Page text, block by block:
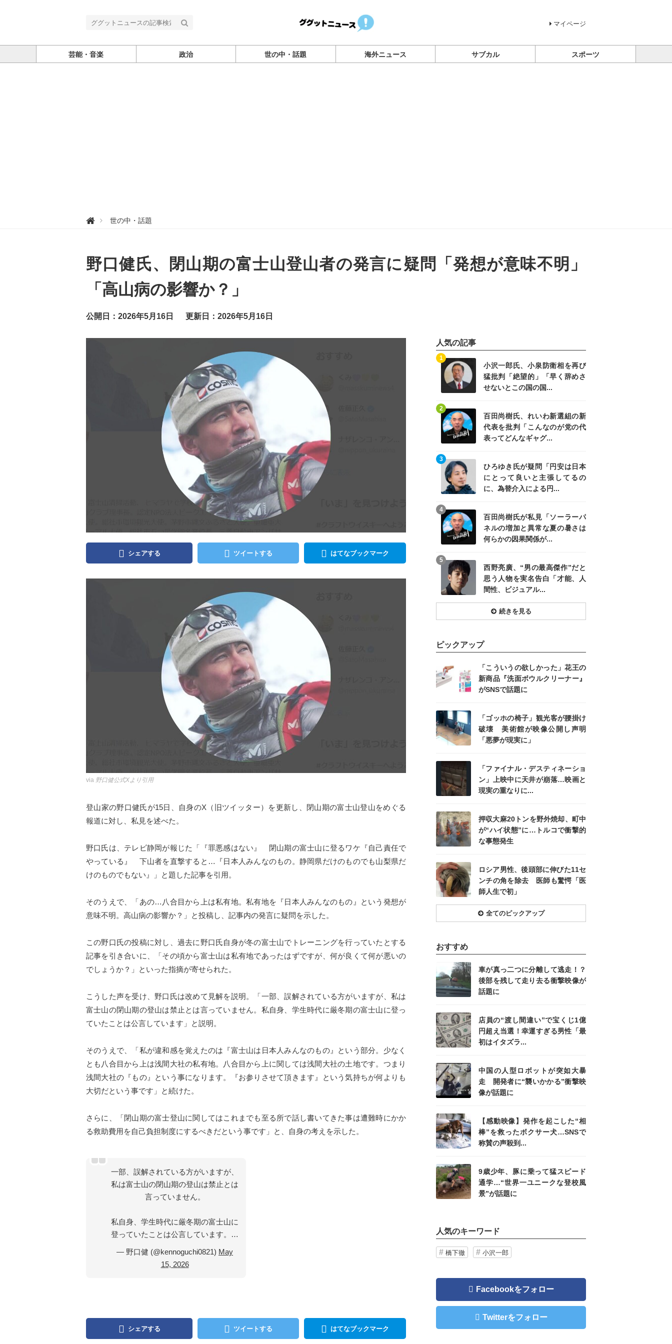
マイページ
芸能・音楽 政治 世の中・話題 海外ニュース サブカル スポーツ
グ
ュ
ー
ス
世の中・話題
野口健氏、閉山期の富士山登山者の発言に疑問「発想が意味不明」
「高山病の影響か？」
公開日：2026年5月16日 更新日：2026年5月16日
シェアする ツイートする はてなブックマーク
via 野口健公式Xより引用
登山家の野口健氏が15日、自身のX（旧ツイッター）を更新し、閉山期の富士山登山をめぐる
報道に対し、私見を述べた。
野口氏は、テレビ静岡が報じた「『罪悪感はない』 閉山期の富士山に登るワケ『自己責任で
やっている』 下山者を直撃すると…『日本人みんなのもの。静岡県だけのものでも山梨県だ
けのものでもない』」と題した記事を引用。
そのうえで、「あの…八合目から上は私有地。私有地を『日本人みんなのもの』という発想が
意味不明。高山病の影響か？」と投稿し、記事内の発言に疑問を示した。
この野口氏の投稿に対し、過去に野口氏自身が冬の富士山でトレーニングを行っていたとする
記事を引き合いに、「その頃から富士山は私有地であったはずですが、何が良くて何が悪いの
でしょうか？」といった指摘が寄せられた。
こうした声を受け、野口氏は改めて見解を説明。「一部、誤解されている方がいますが、私は
富士山の閉山期の登山は禁止とは言っていません。私自身、学生時代に厳冬期の富士山に登っ
ていたことは公言しています」と説明。
そのうえで、「私が違和感を覚えたのは『富士山は日本人みんなのもの』という部分。少なく
とも八合目から上は浅間大社の私有地。八合目から上に関しては浅間大社の土地です。つまり
浅間大社の『もの』という事になります。『お参りさせて頂きます』という気持ちが何よりも
大切だという事です」と続けた。
さらに、「閉山期の富士登山に関してはこれまでも至る所で話し書いてきた事は遭難時にかか
る救助費用を自己負担制度にするべきだという事です」と、自身の考えを示した。
一部、誤解されている方がいますが、
私は富士山の閉山期の登山は禁止とは
言っていません。
私自身、学生時代に厳冬期の富士山に
登っていたことは公言しています。…
— 野口健 (@kennoguchi0821) May
15, 2026
シェアする ツイートする はてなブックマーク
人気の記事
小沢一郎氏、小泉防衛相を再び
猛批判「絶望的」「早く辞めさ
せないとこの国の国...
1
百田尚樹氏、れいわ新選組の新
代表を批判「こんなのが党の代
表ってどんなギャグ...
2
ひろゆき氏が疑問「円安は日本
にとって良いと主張してるの
に、為替介入による円...
3
百田尚樹氏が私見「ソーラーパ
ネルの増加と異常な夏の暑さは
何らかの因果関係が...
4
西野亮廣、“男の最高傑作”だと
思う人物を実名告白「才能、人
間性、ビジュアル...
5
続きを見る
ピックアップ
「こういうの欲しかった」花王の
新商品『洗面ボウルクリーナー』
がSNSで話題に
「ゴッホの椅子」観光客が腰掛け
破壊 美術館が映像公開し声明
「悪夢が現実に」
「ファイナル・デスティネーショ
ン」上映中に天井が崩落…映画と
現実の重なりに...
押収大麻20トンを野外焼却、町中
が“ハイ状態”に…トルコで衝撃的
な事態発生
記事を読む
ロシア男性、後頭部に伸びた11セ
ンチの角を除去 医師も驚愕「医
師人生で初」
記事を読む
全てのピックアップ
おすすめ
車が真っ二つに分離して逃走！？
後部を残して走り去る衝撃映像が
話題に
記事を読む
店員の“渡し間違い”で宝くじ1億
円超え当選！幸運すぎる男性「最
初はイタズラ...
記事を読む
中国の人型ロボットが突如大暴
走 開発者に“襲いかかる”衝撃映
像が話題に
記事を読む
【感動映像】発作を起こした“相
棒”を救ったボクサー犬…SNSで
称賛の声殺到...
9歳少年、豚に乗って猛スピード
通学…“世界一ユニークな登校風
景”が話題に
人気のキーワード
橋下徹 小沢一郎
Facebookをフォロー
Twitterをフォロー